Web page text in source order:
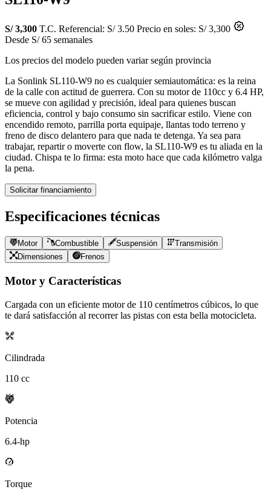
S/ 3,300 T.C. Referencial: S/ 3.50 Precio en soles: S/ 3,300
Desde S/ 65 semanales
Los precios del modelo pueden variar según provincia
La Sonlink SL110-W9 no es cualquier semiautomática: es la reina
de la calle con actitud de guerrera. Con su motor de 110cc y 6.4 HP,
se mueve con agilidad y precisión, ideal para quienes buscan
eficiencia, control y bajo consumo sin sacrificar estilo. Viene con
encendido remoto, parrilla porta equipaje, llantas todo terreno y
freno de disco delantero para que nada te detenga. Ya sea para
trabajar, repartir o moverte con flow, la SL110-W9 es tu aliada en la
ciudad. Chispa te lo firma: esta moto hace que cada kilómetro valga
la pena.
Solicitar financiamiento
Especificaciones técnicas
Motor Combustible Suspensión
Transmisión
Dimensiones
Frenos
Motor y Características
Cargada con un eficiente motor de 110 centímetros cúbicos, lo que
te dará satisfacción al recorrer las pistas con esta bella motocicleta.
Cilindrada
110 cc
Potencia
6.4-hp
Torque